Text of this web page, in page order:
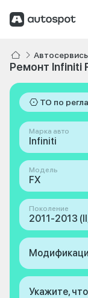
Ремонт Infiniti
ТО по
Марка авто
Infiniti
Модель
FX
Поколение
2011-2013
Укажите,